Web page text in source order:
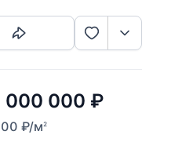
000 000 ₽
₽/м2